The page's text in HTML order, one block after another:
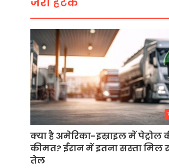
क्या है अमेरिका-इस्राइल में पेट्रोल
कीमत? ईरान में इतना सस्ता मिल
तेल